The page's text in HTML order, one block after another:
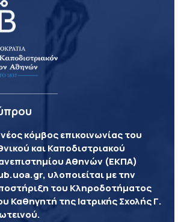
κόμβος επικοινωνίας του
και Καποδιστριακού
Αθηνών (ΕΚΠΑ)
υλοποιείται με την
του Κληροδοτήματος
Καθηγητή της Ιατρικής Σχολής Γ.